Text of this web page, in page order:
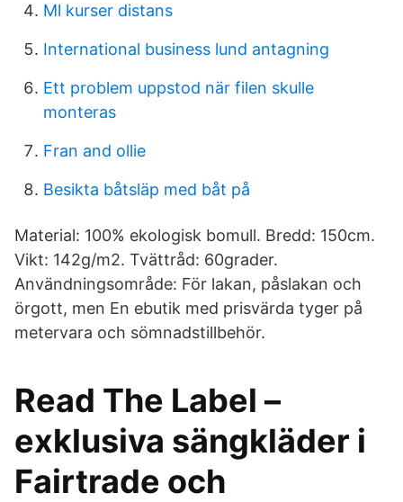
Ml kurser distans
International business lund antagning
Ett problem uppstod när filen skulle
monteras
Fran and ollie
Besikta båtsläp med båt på
Material: 100% ekologisk bomull. Bredd: 150cm.
Vikt: 142g/m2. Tvättråd: 60grader.
Användningsområde: För lakan, påslakan och
örgott, men En ebutik med prisvärda tyger på
metervara och sömnadstillbehör.
Read The Label –
exklusiva sängkläder i
Fairtrade och